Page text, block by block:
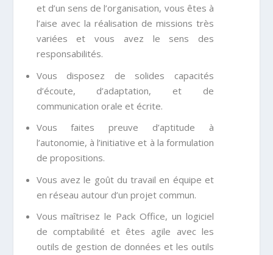
et d’un sens de l’organisation, vous êtes à
l’aise avec la réalisation de missions très
variées et vous avez le sens des
responsabilités.
Vous disposez de solides capacités
d’écoute, d’adaptation, et de
communication orale et écrite.
Vous faites preuve d’aptitude à
l’autonomie, à l’initiative et à la formulation
de propositions.
Vous avez le goût du travail en équipe et
en réseau autour d’un projet commun.
Vous maîtrisez le Pack Office, un logiciel
de comptabilité et êtes agile avec les
outils de gestion de données et les outils